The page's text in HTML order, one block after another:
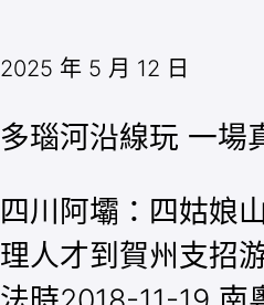
2025 年 5 月 12 日
多瑙河沿線玩 一場
四川阿壩：四姑娘
理人才到賀州支招